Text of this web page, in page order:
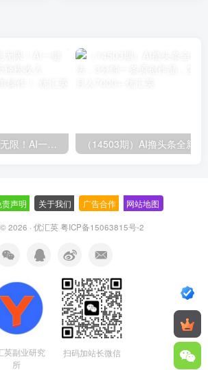
（10502期）创意无限！AI一键生成漫画视频，每天轻松收入300+，粘贴复制简单操作！
责声明 关于我们 广告合作 网站地图
2026 · 优汇英粤ICP备15063815号-2
英副业研究
所
扫码加站长微信